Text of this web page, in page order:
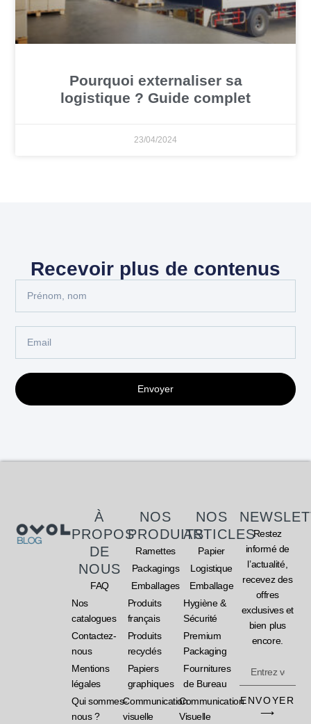
Pourquoi externaliser sa
logistique ? Guide complet
23/04/2024
Recevoir plus de contenus
Envoyer
À
PROPOS
DE
NOUS
FAQ
Nos
catalogues
Contactez-
nous
Mentions
légales
Qui sommes-
nous ?
NOS
PRODUITS
Ramettes
Packagings
Emballages
Produits
français
Produits
recyclés
Papiers
graphiques
Communication
visuelle
NOS
ARTICLES
Papier
Logistique
Emballage
Hygiène &
Sécurité
Premium
Packaging
Fournitures
de Bureau
Communication
Visuelle
Restez
informé de
l’actualité,
recevez des
offres
exclusives et
bien plus
encore.
ENVOYER
⟶